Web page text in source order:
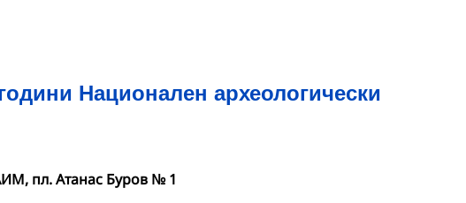
Национален археологически
пл. Атанас Буров № 1